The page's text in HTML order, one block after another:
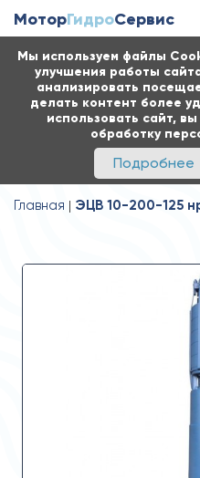
Мы используем файлы
улучшения работы
анализировать
делать контент более
использовать сайт,
обработку
Подробнее
МоторГидроСервис
Главная ЭЦВ 10-200-125